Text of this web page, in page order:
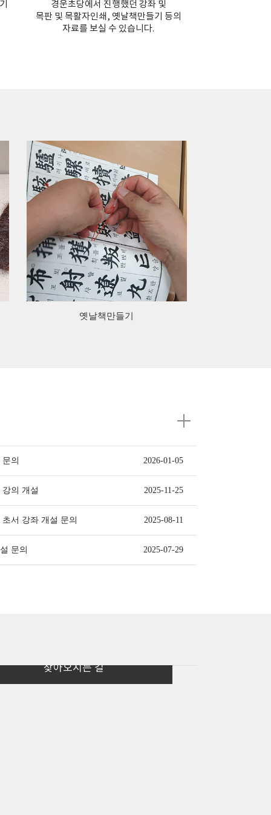
경운초당에서 진행했던 강좌 및
목판 및 목활자인쇄, 옛날책만들기 등의
자료를 보실 수 있습니다.
옛날책만들기
의 2026-01-05
의 개설 2025-11-25
서 강좌 개설 문의 2025-08-11
문의 2025-07-29
찾아오시는 길